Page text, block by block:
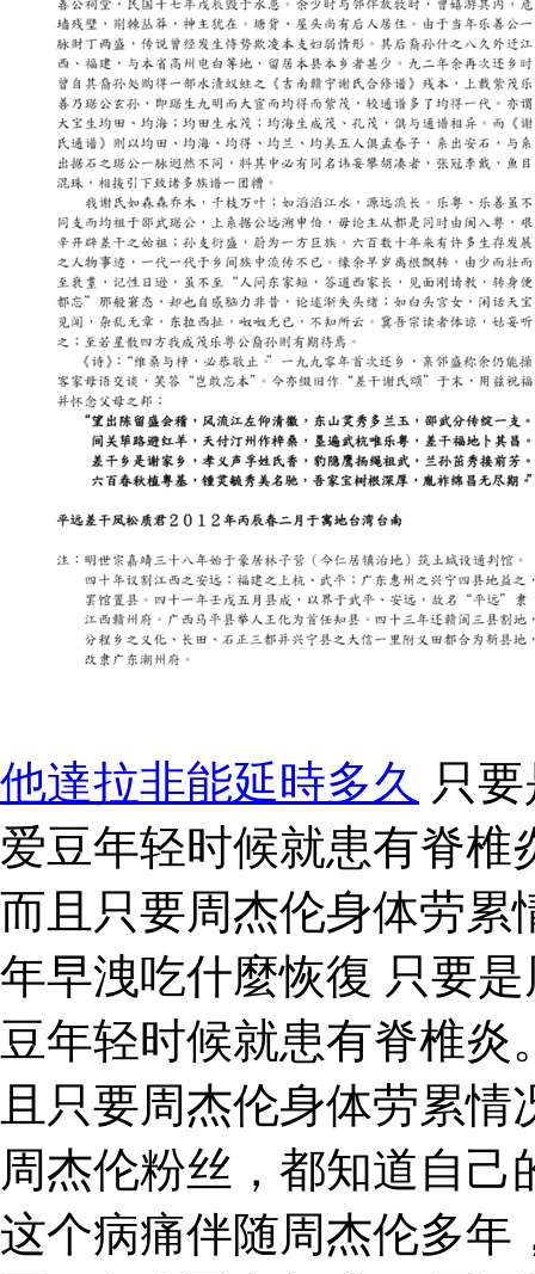
他達拉非能延時多久 只
爱豆年轻时候就患有脊
而且只要周杰伦身体劳累
年早洩吃什麼恢復 只要
豆年轻时候就患有脊椎
且只要周杰伦身体劳累
周杰伦粉丝，都知道自
这个病痛伴随周杰伦多年